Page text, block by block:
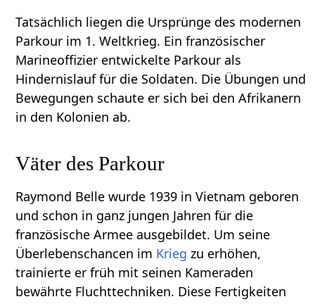
Tatsächlich liegen die Ursprünge des modernen
Parkour im 1. Weltkrieg. Ein französischer
Marineoffizier entwickelte Parkour als
Hindernislauf für die Soldaten. Die Übungen und
Bewegungen schaute er sich bei den Afrikanern
in den Kolonien ab.
Väter des Parkour
Raymond Belle wurde 1939 in Vietnam geboren
und schon in ganz jungen Jahren für die
französische Armee ausgebildet. Um seine
Überlebenschancen im Krieg zu erhöhen,
trainierte er früh mit seinen Kameraden
bewährte Fluchttechniken. Diese Fertigkeiten